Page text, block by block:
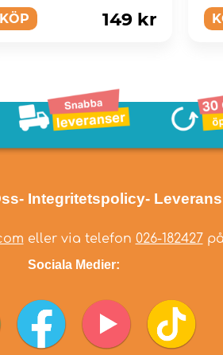
KÖP 149 kr
- Integritetspolicy-
eller via telefon 026-182427på
Sociala Medier: